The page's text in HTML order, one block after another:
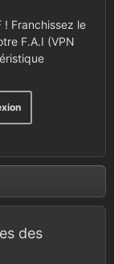
! Franchissez le
F.A.I (VPN
des